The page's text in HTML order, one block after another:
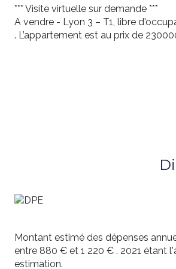
*** Visite virtuelle sur demande ***
A vendre - Lyon 3 – T1, libre
. L’appartement est au prix de
Guichard) et proche du Quai
aux 2 porte-fenêtres donnant sur le
Idéal pour un investissement 4,2%
€ dans le respect de l’encadrement
Charges annuelles : 870 € dont
47 54 50 06. EI - RSAC 903 557 056
Montant estimé des dépenses
entre 880 € et 1 220 € . 2021 étant
estimation.